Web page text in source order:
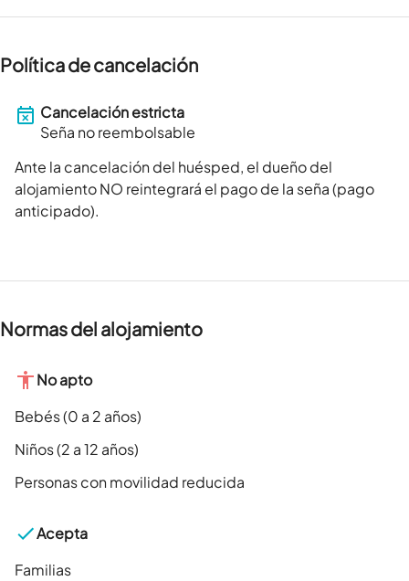
Política de cancelación
Cancelación estricta
Seña no reembolsable
Ante la cancelación del huésped, el dueño del
alojamiento NO reintegrará el pago de la seña (pago
anticipado).
Normas del alojamiento
No apto
Bebés (0 a 2 años)
Niños (2 a 12 años)
Personas con movilidad reducida
Acepta
Familias